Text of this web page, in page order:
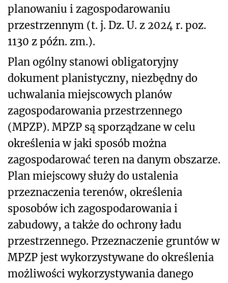
planowaniu i zagospodarowaniu
przestrzennym (t. j. Dz. U. z 2024 r. poz.
1130 z późn. zm.).
Plan ogólny stanowi obligatoryjny
dokument planistyczny, niezbędny do
uchwalania miejscowych planów
zagospodarowania przestrzennego
(MPZP). MPZP są sporządzane w celu
określenia w jaki sposób można
zagospodarować teren na danym obszarze.
Plan miejscowy służy do ustalenia
przeznaczenia terenów, określenia
sposobów ich zagospodarowania i
zabudowy, a także do ochrony ładu
przestrzennego. Przeznaczenie gruntów w
MPZP jest wykorzystywane do określenia
możliwości wykorzystywania danego